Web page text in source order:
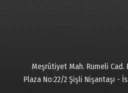
Meşrûtiyet Mah. Rumeli Cad.
Plaza No:22/2 Şişli Nişantaşı -